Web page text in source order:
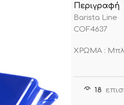
Περιγραφή
Barista Line
COF4637
ΧΡΩΜΑ :
18